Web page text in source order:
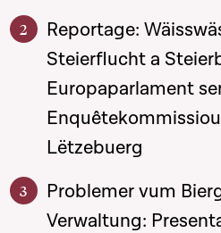
Reportage:
Steierflucht a
Europaparlament
Lëtzebuerg
Problemer vum
Verwaltung: